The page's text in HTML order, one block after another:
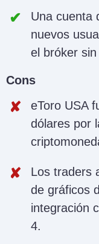
Una cuenta
nuevos
el bróker
Cons
eToro USA
dólares por
Los traders
de gráficos
integración
4.